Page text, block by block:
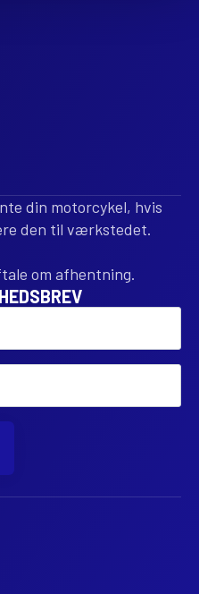
din motorcykel, hvis
den til værkstedet.
om afhentning.